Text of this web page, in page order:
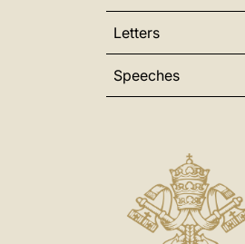
Letters
Speeches